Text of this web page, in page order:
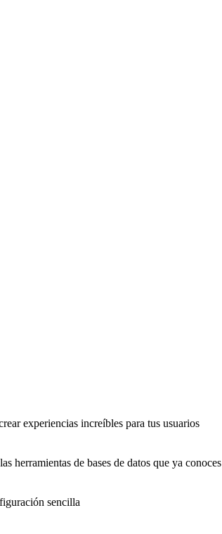
experiencias increíbles para tus usuarios
herramientas de bases de datos que ya conoces
sencilla